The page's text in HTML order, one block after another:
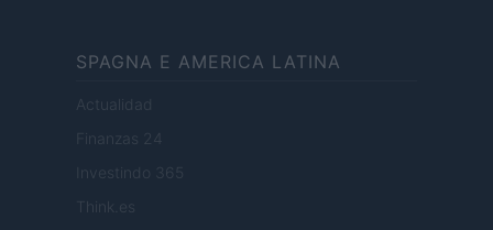
SPAGNA E AMERICA LATINA
Actualidad
Finanzas 24
Investindo 365
Think.es